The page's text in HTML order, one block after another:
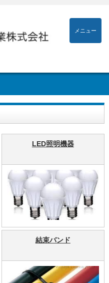
メニュー
LED照明機器
結束バンド